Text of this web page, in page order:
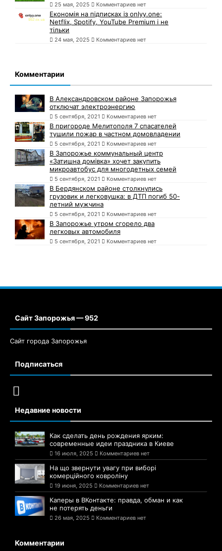
25 мая, 2025 Комментариев нет
Економія на підписках із onlyy.one:
Netflix, Spotify, YouTube Premium і не
тільки
24 мая, 2025 Комментариев нет
Комментарии
В Александровском районе Запорожья
отключат электроэнергию
5 сентября, 2021 Комментариев нет
В пригороде Мелитополя 7 спасателей
тушили пожар в частном домовладении
5 сентября, 2021 Комментариев нет
В Запорожье коммунальный центр
«Затишна домівка» хочет закупить
микроавтобус для многодетных семей
5 сентября, 2021 Комментариев нет
В Бердянском районе столкнулись
грузовик и легковушка: в ДТП погиб 50-
летний мужчина
5 сентября, 2021 Комментариев нет
В Запорожье утром сгорело два
легковых автомобиля
5 сентября, 2021 Комментариев нет
Сайт Запорожья — 952
Сайт города Запорожья
Подписаться
Недавние новости
Как сделать день рождения ярким:
современные идеи праздника в Киеве
16 июля, 2025 Комментариев нет
На що звернути увагу при виборі
комерційного ковроліну
19 июня, 2025 Комментариев нет
Каперы в ВКонтакте: правда, обман и как
не потерять деньги
26 мая, 2025 Комментариев нет
Комментарии